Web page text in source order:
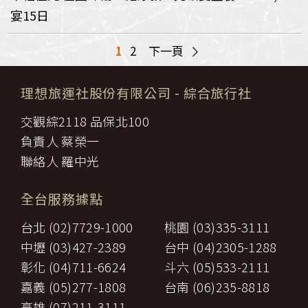
宴15日
1 2 下一頁 >
理想旅運社股份有限公司 - 綜合旅行社
交觀綜2118 品保北100
負責人 蔡榮一
聯絡人 羅中光
全台服務據點
台北 (02)7729-1000
桃園 (03)335-3111
中壢 (03)427-2389
台中 (04)2305-1288
彰化 (04)711-6624
斗六 (05)533-2111
嘉義 (05)277-1808
台南 (06)235-8818